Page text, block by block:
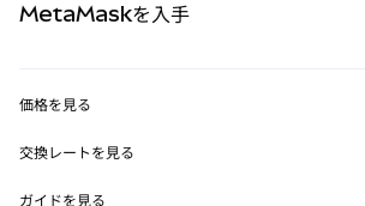
RWA
MetaMask Connect
MetaMaskを入手
価格を見る
イーサリアムの価格
Solanaの価格
交換レートを見る
ガイドを見る